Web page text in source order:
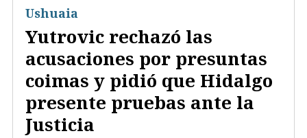
Yutrovic rechazó las
acusaciones por presuntas
coimas y pidió que Hidalgo
presente pruebas ante la
Justicia
Ushuaia